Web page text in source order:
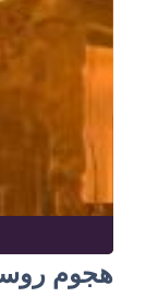
هجوم